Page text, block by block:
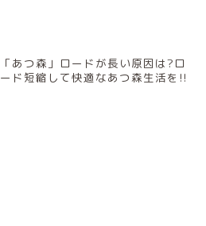
「あつ森」ロードが長い原因は?ロ
ード短縮して快適なあつ森生活を!!